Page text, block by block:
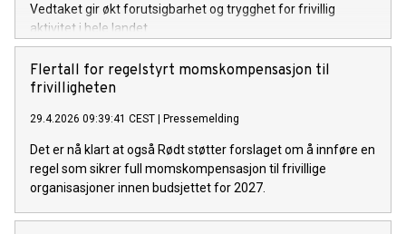
Vedtaket gir økt forutsigbarhet og trygghet for frivillig
aktivitet i hele landet.
Flertall for regelstyrt momskompensasjon til
frivilligheten
29.4.2026 09:39:41 CEST Pressemelding
Det er nå klart at også Rødt støtter forslaget om å innføre en
regel som sikrer full momskompensasjon til frivillige
organisasjoner innen budsjettet for 2027.